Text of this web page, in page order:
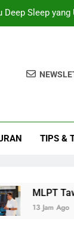
Sleep yang
10 Kg Tanpa
dan Dell
TIPS &
Tawarkan
Ago